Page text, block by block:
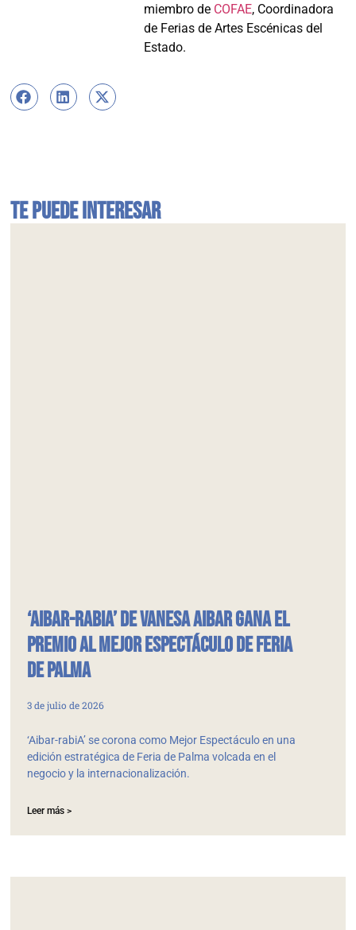
miembro de COFAE, Coordinadora
de Ferias de Artes Escénicas del
Estado.
Te puede interesar
‘Aibar-rabiA’ de Vanesa Aibar gana el
Premio al Mejor Espectáculo de Feria
de Palma
3 de julio de 2026
‘Aibar-rabiA’ se corona como Mejor Espectáculo en una
edición estratégica de Feria de Palma volcada en el
negocio y la internacionalización.
Leer más >